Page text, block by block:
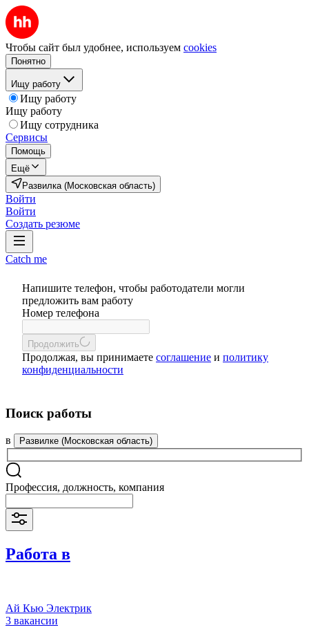
Чтобы сайт был удобнее, используем cookies
Понятно
Ищу работу
Ищу работу
Ищу работу
Ищу сотрудника
Сервисы
Помощь
Ещё
Развилка (Московская область)
Войти
Войти
Создать резюме
Catch me
Напишите телефон, чтобы работодатели могли
предложить вам работу
Номер телефона
Продолжить
Продолжая, вы принимаете соглашение и политику
конфиденциальности
Поиск работы
в Развилке (Московская область)
Профессия, должность, компания
Работа в
Ай Кью Электрик
3 вакансии